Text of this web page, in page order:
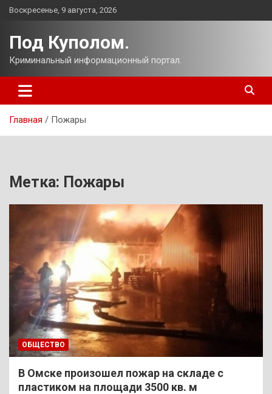
Перейти
Воскресенье, 9 августа, 2026
Под Куполом.
Криминальный информационный портал.
Главная Пожары
Метка: Пожары
ОБЩЕСТВО
В Омске произошел пожар на складе с
пластиком на площади 3500 кв. м